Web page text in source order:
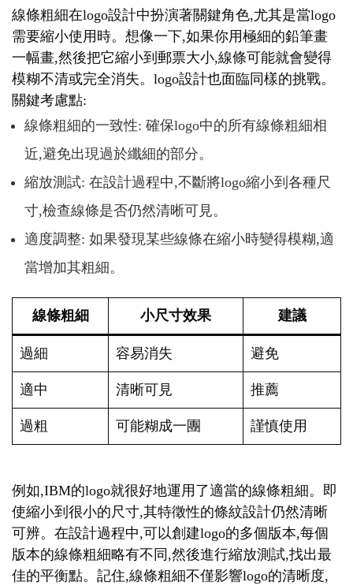
線條粗細在logo設計中扮演著關鍵角色,尤其是當logo
需要縮小使用時。想像一下,如果你用極細的鉛筆畫
一幅畫,然後把它縮小到郵票大小,線條可能就會變得
模糊不清或完全消失。logo設計也面臨同樣的挑戰。
關鍵考慮點:
線條粗細的一致性: 確保logo中的所有線條粗細相
近,避免出現過於纖細的部分。
縮放測試: 在設計過程中,不斷將logo縮小到各種尺
寸,檢查線條是否仍然清晰可見。
適度調整: 如果發現某些線條在縮小時變得模糊,適
當增加其粗細。
線條粗細 小尺寸效果 建議
過細 容易消失 避免
適中 清晰可見 推薦
過粗 可能糊成一團 謹慎使用
例如,IBM的logo就很好地運用了適當的線條粗細。即
使縮小到很小的尺寸,其特徵性的條紋設計仍然清晰
可辨。在設計過程中,可以創建logo的多個版本,每個
版本的線條粗細略有不同,然後進行縮放測試,找出最
佳的平衡點。記住,線條粗細不僅影響logo的清晰度,